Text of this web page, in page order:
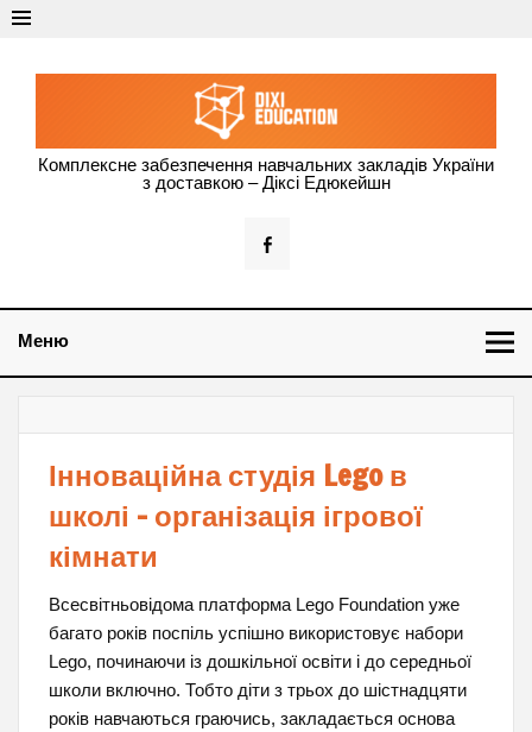
Dixi Education –
оснащення
України
Комплексне забезпечення навчальних закладів України
з доставкою – Діксі Едюкейшн
Меню
Інноваційна студія Lego в
школі – організація ігрової
кімнати
Всесвітньовідома платформа Lego Foundation уже
багато років поспіль успішно використовує набори
Legо, починаючи із дошкільної освіти і до середньої
школи включно. Тобто діти з трьох до шістнадцяти
років навчаються граючись, закладається основа